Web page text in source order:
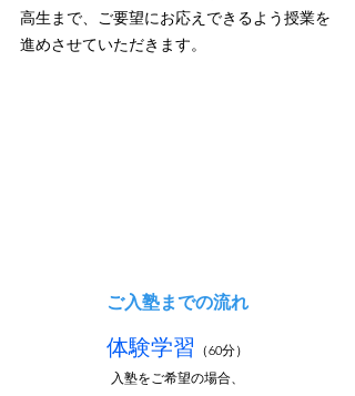
高生まで、ご要望にお応えできるよう授業を
進めさせていただきます。
ご入塾までの流れ
体験学習 （60分）
入塾をご希望の場合、